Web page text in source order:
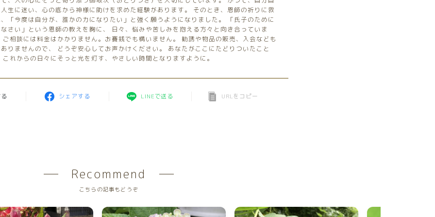
生に迷い、心の底から神様に助けを求めた経験があります。 そのとき、恩師の祈りに救
「今度は自分が、誰かの力になりたい」と強く願うようになりました。 「氏子のために
さい」という恩師の教えを胸に、 日々、悩みや苦しみを抱える方々と向き合っていま
ご相談には料金はかかりません。お賽銭でも構いません。 勧誘や物品の販売、入会なども
りませんので、 どうぞ安心してお声かけください。 あなたがここにたどりついたこと
これからの日々にそっと光を灯す、やさしい時間となりますように。
シェアする LINEで送る URLをコピー
Recommend
こちらの記事もどうぞ